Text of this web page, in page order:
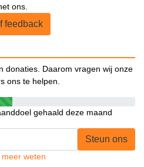
ons.
feedback
donaties. Daarom vragen wij onze
ons te helpen.
gehaald deze maand
Steun ons
meer weten